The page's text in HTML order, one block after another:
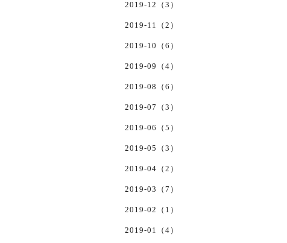
2019-12（3）
2019-11（2）
2019-10（6）
2019-09（4）
2019-08（6）
2019-07（3）
2019-06（5）
2019-05（3）
2019-04（2）
2019-03（7）
2019-02（1）
2019-01（4）